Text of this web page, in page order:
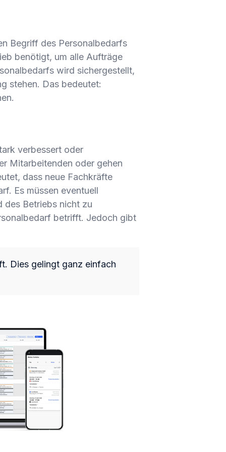
Begriff des Personalbedarfs
benötigt, um alle Aufträge
wird sichergestellt,
stehen. Das bedeutet:
verbessert oder
Mitarbeitenden oder gehen
dass neue Fachkräfte
Es müssen eventuell
des Betriebs nicht zu
betrifft. Jedoch gibt
Dies gelingt ganz einfach